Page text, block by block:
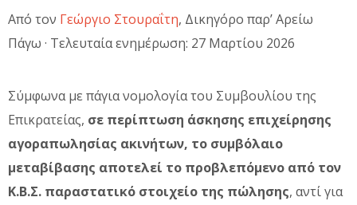
Από τον Γεώργιο Στουραΐτη, Δικηγόρο παρ’ Αρείω
Πάγω · Τελευταία ενημέρωση: 27 Μαρτίου 2026
Σύμφωνα με πάγια νομολογία του Συμβουλίου της
Επικρατείας, σε περίπτωση άσκησης επιχείρησης
αγοραπωλησίας ακινήτων, το συμβόλαιο
μεταβίβασης αποτελεί το προβλεπόμενο από τον
Κ.Β.Σ. παραστατικό στοιχείο της πώλησης, αντί για